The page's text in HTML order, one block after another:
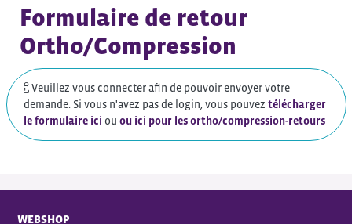
Formulaire de retour
Ortho/Compression
Veuillez vous connecter afin de pouvoir envoyer votre
demande. Si vous n'avez pas de login, vous pouvez télécharger
le formulaire ici ou ou ici pour les ortho/compression-retours
WEBSHOP